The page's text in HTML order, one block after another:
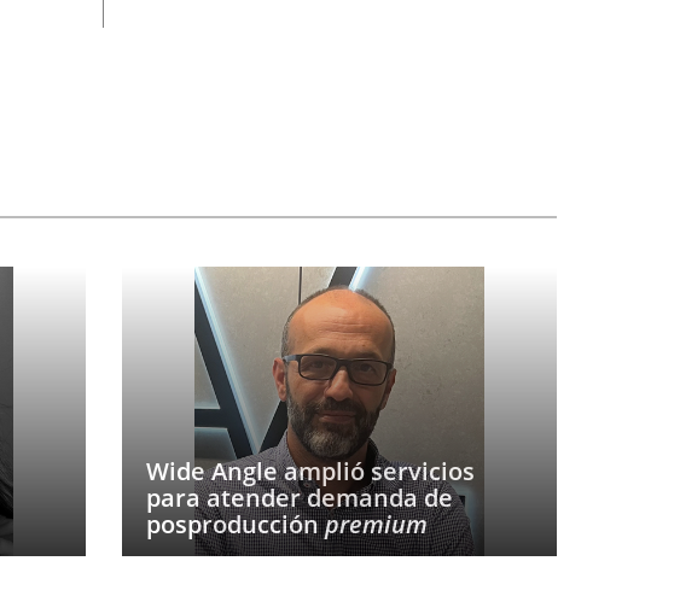
Wide Angle amplió servicios
para atender demanda de
posproducciónpremium